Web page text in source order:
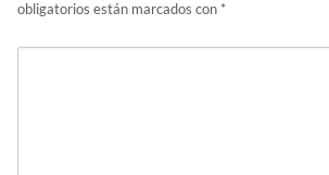
obligatorios están marcados con *